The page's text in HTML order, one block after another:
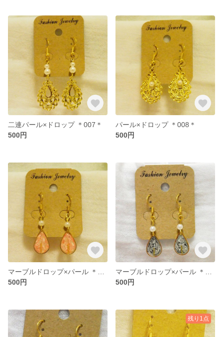
二連パール×ドロップ ＊007＊
500円
パール×ドロップ ＊008＊
500円
500円
500円
残り1点